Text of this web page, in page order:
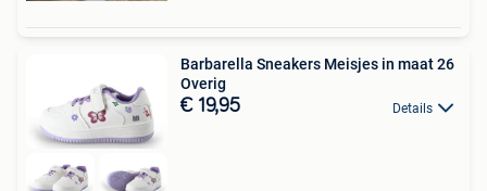
Barbarella Sneakers Meisjes in maat 26
Overig
€ 19,95 Details